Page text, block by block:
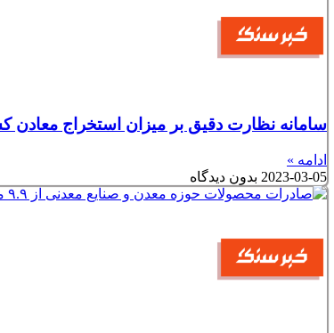
سامانه نظارت دقیق بر میزان استخراج معادن
ادامه »
2023-03-05 بدون دیدگاه